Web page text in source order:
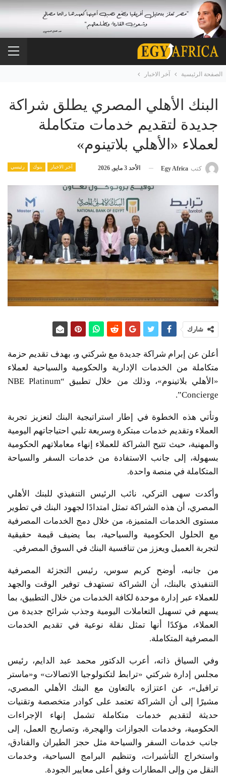
الصفحة الرئيسية آخر الاخبار
البنك الأهلي المصري يطلق شراكة
جديدة لتقديم خدمات متكاملة
لعملاء «الأهلي بلاتينوم»
آخر الاخبار بنوك رئيسي كتب Egy Africa الأحد 3 مايو, 2026
شارك
أعلن عن إبرام شراكة جديدة مع شركتي و، بهدف تقديم حزمة
متكاملة من الخدمات الإدارية والحكومية والسياحية لعملاء
«الأهلي بلاتينوم»، وذلك من خلال تطبيق “NBE Platinum
Concierge”.
وتأتي هذه الخطوة في إطار استراتيجية البنك لتعزيز تجربة
العملاء وتقديم خدمات مبتكرة وسريعة تلبي احتياجاتهم اليومية
والمهنية، حيث تتيح الشراكة للعملاء إنهاء معاملاتهم الحكومية
بسهولة، إلى جانب الاستفادة من خدمات السفر والسياحة
المتكاملة في منصة واحدة.
وأكدت سهى التركي، نائب الرئيس التنفيذي للبنك الأهلي
المصري، أن هذه الشراكة تمثل امتدادًا لجهود البنك في تطوير
مستوى الخدمات المتميزة، من خلال دمج الخدمات المصرفية
مع الحلول الحكومية والسياحية، بما يضيف قيمة حقيقية
لتجربة العميل ويعزز من تنافسية البنك في السوق المصرفي.
من جانبه، أوضح كريم سوس، رئيس التجزئة المصرفية
التنفيذي بالبنك، أن الشراكة تستهدف توفير الوقت والجهد
للعملاء عبر إدارة موحدة لكافة الخدمات من خلال التطبيق، بما
يسهم في تسهيل التعاملات اليومية وجذب شرائح جديدة من
العملاء، مؤكدًا أنها تمثل نقلة نوعية في تقديم الخدمات
المصرفية المتكاملة.
وفي السياق ذاته، أعرب الدكتور محمد عبد الدايم، رئيس
مجلس إدارة شركتي «ترابط لتكنولوجيا الاتصالات» و«ماستر
ترافيل»، عن اعتزازه بالتعاون مع البنك الأهلي المصري،
مشيرًا إلى أن الشراكة تعتمد على كوادر متخصصة وتقنيات
حديثة لتقديم خدمات متكاملة تشمل إنهاء الإجراءات
الحكومية، وخدمات الجوازات والهجرة، وتصاريح العمل، إلى
جانب خدمات السفر والسياحة مثل حجز الطيران والفنادق،
واستخراج التأشيرات، وتنظيم البرامج السياحية، وخدمات
النقل من وإلى المطارات وفق أعلى معايير الجودة.